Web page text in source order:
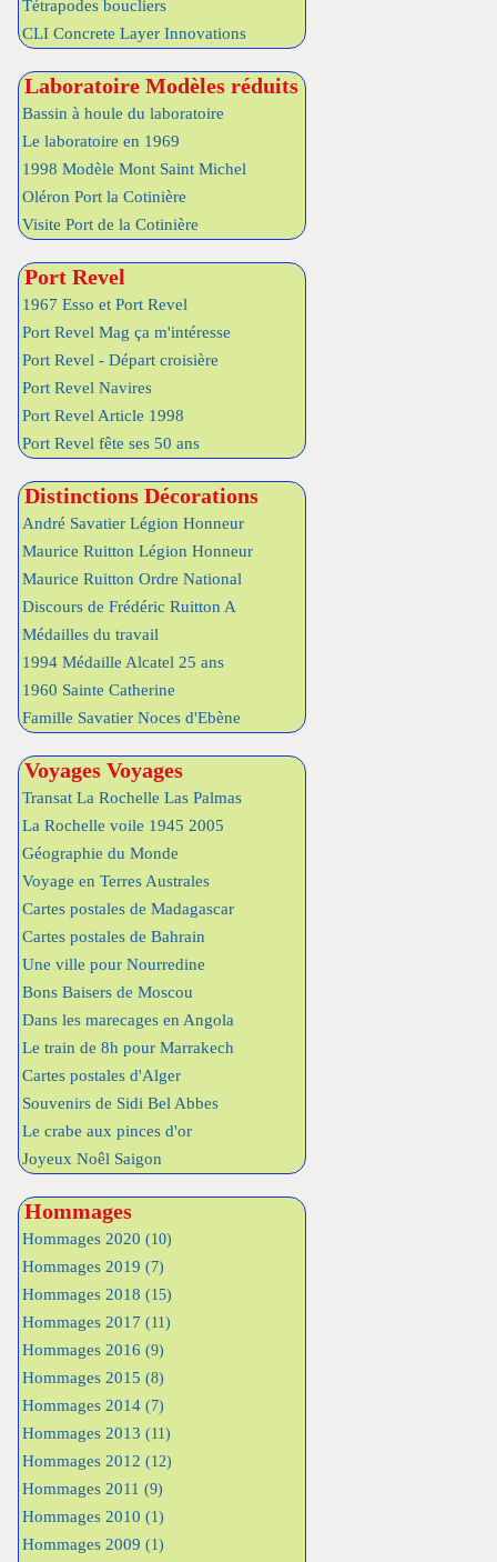
Tétrapodes boucliers
CLI Concrete Layer Innovations
Laboratoire Modèles réduits
Bassin à houle du laboratoire
Le laboratoire en 1969
1998 Modèle Mont Saint Michel
Oléron Port la Cotinière
Visite Port de la Cotinière
Port Revel
1967 Esso et Port Revel
Port Revel Mag ça m'intéresse
Port Revel - Départ croisière
Port Revel Navires
Port Revel Article 1998
Port Revel fête ses 50 ans
Distinctions Décorations
André Savatier Légion Honneur
Maurice Ruitton Légion Honneur
Maurice Ruitton Ordre National
Discours de Frédéric Ruitton A
Médailles du travail
1994 Médaille Alcatel 25 ans
1960 Sainte Catherine
Famille Savatier Noces d'Ebène
Voyages Voyages
Transat La Rochelle Las Palmas
La Rochelle voile 1945 2005
Géographie du Monde
Voyage en Terres Australes
Cartes postales de Madagascar
Cartes postales de Bahrain
Une ville pour Nourredine
Bons Baisers de Moscou
Dans les marecages en Angola
Le train de 8h pour Marrakech
Cartes postales d'Alger
Souvenirs de Sidi Bel Abbes
Le crabe aux pinces d'or
Joyeux Noêl Saigon
Hommages
Hommages 2020 (10)
Hommages 2019 (7)
Hommages 2018 (15)
Hommages 2017 (11)
Hommages 2016 (9)
Hommages 2015 (8)
Hommages 2014 (7)
Hommages 2013 (11)
Hommages 2012 (12)
Hommages 2011 (9)
Hommages 2010 (1)
Hommages 2009 (1)